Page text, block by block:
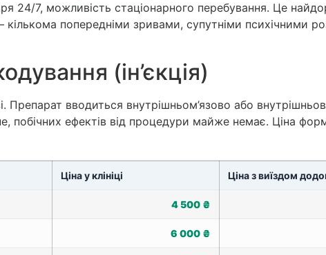
24/7, можливість стаціонарного перебування. Це
кількома попередніми зривами, супутніми психічними
(ін’єкція)
Препарат вводиться внутрішньом’язово або
побічних ефектів від процедури майже немає. Ціна
Ціна у клініці Ціна з виїздом
4 500 ₴
6 000 ₴